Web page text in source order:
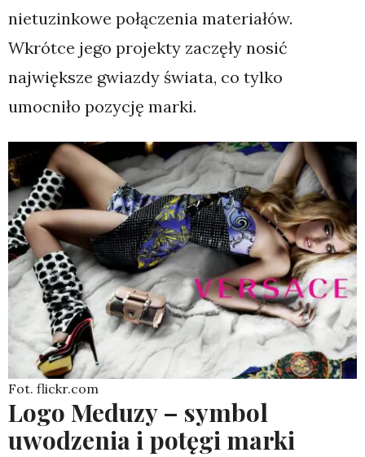
nietuzinkowe połączenia materiałów.
Wkrótce jego projekty zaczęły nosić
największe gwiazdy świata, co tylko
umocniło pozycję marki.
Fot. flickr.com
Logo Meduzy – symbol
uwodzenia i potęgi marki